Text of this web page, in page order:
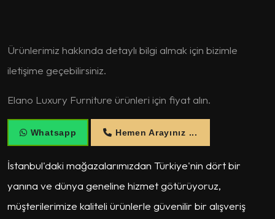
Ürünlerimiz hakkında detaylı bilgi almak için bizimle
iletişime geçebilirsiniz.
Elano Luxury Furniture ürünleri için fiyat alın.
Whatsapp Hemen Arayınız ...
İstanbul'daki mağazalarımızdan Türkiye'nin dört bir
yanına ve dünya geneline hizmet götürüyoruz,
müşterilerimize kaliteli ürünlerle güvenilir bir alışveriş